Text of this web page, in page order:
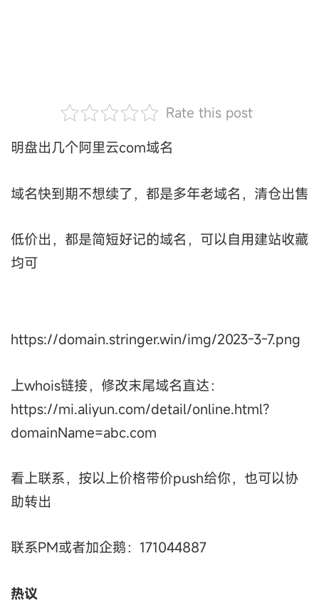
Rate this post
明盘出几个阿里云com域名
域名快到期不想续了，都是多年老域名，清仓出售
低价出，都是简短好记的域名，可以自用建站收藏
均可
https://domain.stringer.win/img/2023-3-7.png
上whois链接，修改末尾域名直达：
https://mi.aliyun.com/detail/online.html?
domainName=abc.com
看上联系，按以上价格带价push给你，也可以协
助转出
联系PM或者加企鹅：171044887
热议